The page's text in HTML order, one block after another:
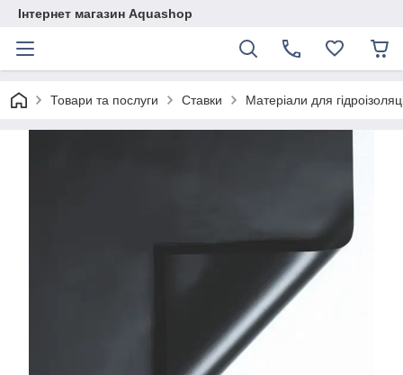
Інтернет магазин Aquashop
Товари та послуги Ставки Матеріали для